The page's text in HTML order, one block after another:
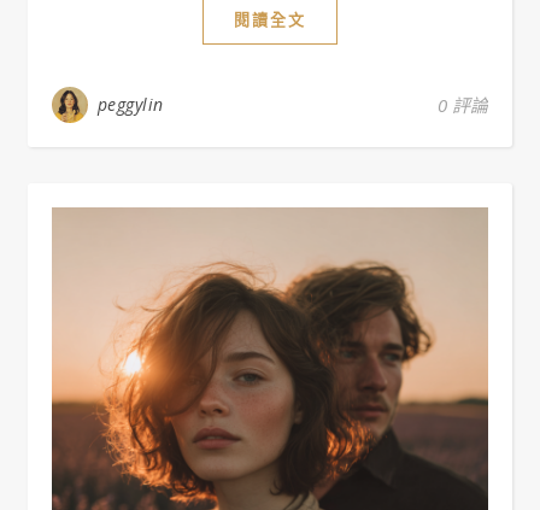
閱讀全文
peggylin 0 評論